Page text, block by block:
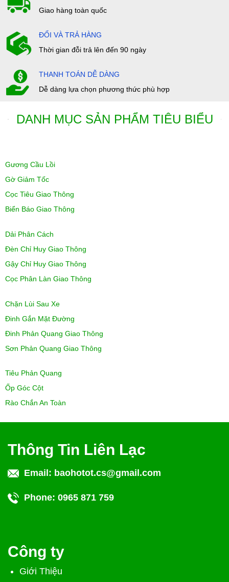
Giao hàng toàn quốc
ĐỔI VÀ TRẢ HÀNG
Thời gian đỗi trả lên đến 90 ngày
THANH TOÁN DỄ DÀNG
Dễ dàng lựa chọn phương thức phù hợp
DANH MỤC SẢN PHẨM TIÊU BIỂU
Gương Cầu Lồi
Gờ Giảm Tốc
Cọc Tiêu Giao Thông
Biển Báo Giao Thông
Dải Phân Cách
Đèn Chỉ Huy Giao Thông
Gậy Chỉ Huy Giao Thông
Cọc Phân Làn Giao Thông
Chặn Lùi Sau Xe
Đinh Gắn Mặt Đường
Đinh Phản Quang Giao Thông
Sơn Phản Quang Giao Thông
Tiêu Phản Quang
Ốp Góc Cột
Rào Chắn An Toàn
Thông Tin Liên Lạc
Email: baohotot.cs@gmail.com
Phone: 0965 871 759
Công ty
Giới Thiệu